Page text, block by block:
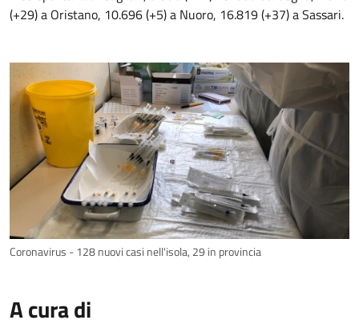
(+29) a Oristano, 10.696 (+5) a Nuoro, 16.819 (+37) a Sassari.
Coronavirus - 128 nuovi casi nell'isola, 29 in provincia
A cura di